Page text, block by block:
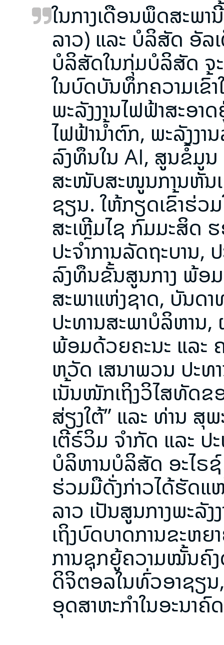
ໃນກາງເດືອນພຶດສະພ
ລາວ) ແລະ ບໍລິສັດ ອັລ
ບໍລິສັດໃນກຸ່ມບໍລິສັດ ຈ
ໃນບົດບັນທຶກຄວາມເຂົ້
ພະລັງງານໄຟຟ້າສະອ
ໄຟຟ້ານ້ຳຕົກ, ພະລັງງາ
ລົງທຶນໃນ AI, ສູນຂໍ້ມູນ
ສະໜັບສະໜູນການຫັນ
ຊຽນ. ໃຫ້ກຽດເຂົ້າຮ່ວ
ສະເຫຼີມໄຊ ກົມມະສິດ
ປະຈຳການລັດຖະບານ,
ລົງທຶນຂັ້ນສູນກາງ ພ້ອມ
ສະພາແຫ່ງຊາດ, ບັນດ
ປະທານສະພາບໍລິຫານ
ພ້ອມດ້ວຍຄະນະ ແລະ
ຫວັດ ເສນາພວນ ປະ
ເນັ້ນໜັກເຖິງວິໄສທັດຂ
ສ່ຽງໃຕ້” ແລະ ທ່ານ ສຸ
ເຕີຣ໌ວິມ ຈຳກັດ ແລະ ປ
ບໍລິຫານບໍລິສັດ ອະໄຣ
ຮ່ວມມືດັ່ງກ່າວໄດ້ຮັດ
ລາວ ເປັນສູນກາງພະລັ
ເຖິງບົດບາດການຂະຫ
ການຊຸກຍູ້ຄວາມໝັ້ນຄົງ
ດິຈິຕອລໃນທົ່ວອາຊຽນ,
ອຸດສາຫະກຳໃນອະນາ